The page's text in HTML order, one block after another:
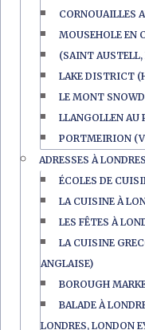
CORNOUAILLES
MOUSEHOLE EN
(SAINT AUSTELL,
LAKE DISTRICT
LE MONT
LLANGOLLEN AU
PORTMEIRION
ADRESSES À LONDRES
ÉCOLES DE
LA CUISINE À
LES FÊTES À
LA CUISINE
ANGLAISE)
BOROUGH
BALADE À
LONDRES, LONDON